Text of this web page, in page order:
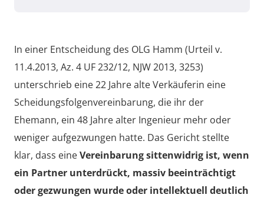
In einer Entscheidung des OLG Hamm (Urteil v.
11.4.2013, Az. 4 UF 232/12, NJW 2013, 3253)
unterschrieb eine 22 Jahre alte Verkäuferin eine
Scheidungsfolgenvereinbarung, die ihr der
Ehemann, ein 48 Jahre alter Ingenieur mehr oder
weniger aufgezwungen hatte. Das Gericht stellte
klar, dass eineVereinbarung sittenwidrig ist, wenn
ein Partner unterdrückt, massiv beeinträchtigt
oder gezwungen wurde oder intellektuell deutlich